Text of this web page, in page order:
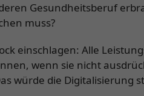
Gesundheitsberuf
muss?
einschlagen: Alle
wenn sie nicht
würde die Digitalisierung